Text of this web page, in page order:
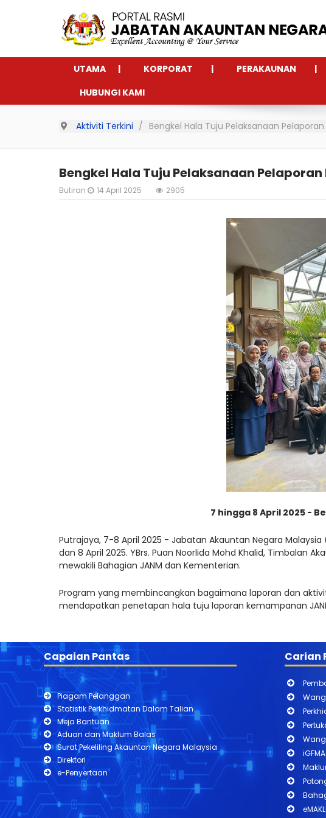
UTAMA KORPORAT PERAKAUNAN
HUBUNGI KAMI
Aktiviti Terkini Bengkel Hala Tuju Pelaksanaan
Bengkel Hala Tuju Pelaksanaan
Butiran 14 April 2025 2905
7 hingga 8 April 2025 -
Putrajaya, 7-8 April 2025 - Jabatan Akauntan Negara
dan 8 April 2025. YBrs. Puan Noorlida Mohd Khalid, Timbalan
mewakili Bahagian JANM dan Kementerian.
Program yang membincangkan bagaimana laporan dan
mendapatkan penetapan hala tuju laporan kemampanan
Capaian Pantas
Piagam Pelanggan
Statistik Perkhidmatan Dalam Talian
Meja Bantuan
Aduan dan Maklum Balas
Surat Pekeliling Akauntan Negara Malaysia
Direktori
e-Penyertaan
Carian
Wang